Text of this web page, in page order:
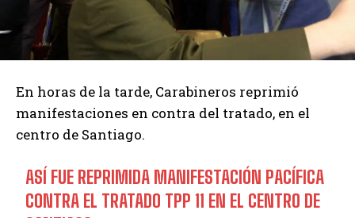
En horas de la tarde, Carabineros reprimió
manifestaciones en contra del tratado, en el
centro de Santiago.
ASÍ FUE REPRIMIDA MANIFESTACIÓN PACÍFICA
CONTRA EL TRATADO TPP 11 EN EL CENTRO DE